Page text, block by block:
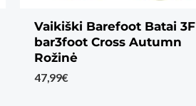
Vaikiški Barefoot Batai 3F
bar3foot Cross Autumn
Rožinė
47,99€